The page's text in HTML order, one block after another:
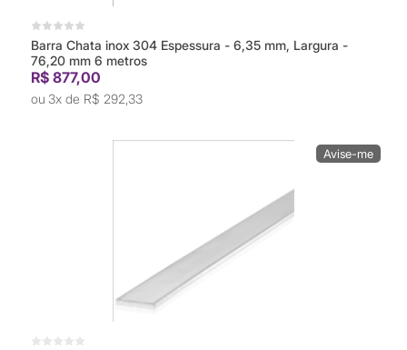
Barra Chata inox 304 Espessura - 6,35 mm, Largura -
76,20 mm 6 metros
R$ 877,00
3x de R$ 292,33